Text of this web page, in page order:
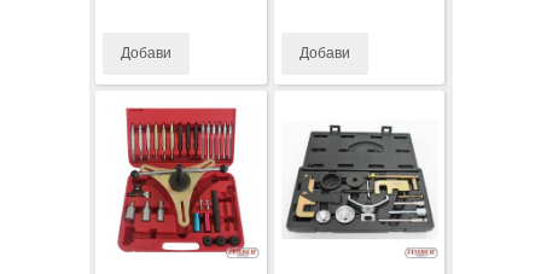
Добави Добави